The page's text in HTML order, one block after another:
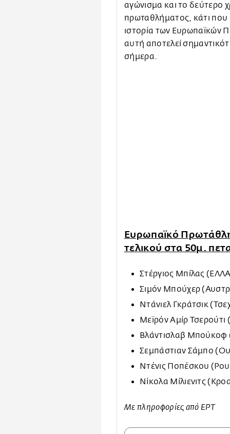
αγώνισμα και το δεύτερο
πρωταθλήματος, κάτι που
ιστορία των Ευρωπαϊκών
αυτή αποτελεί
σήμερα.
Ευρωπαϊκό
τελικού στα 50μ.
Στέργιος Μπίλας
Σιμόν Μπούχερ
Ντάνιελ Γκράτσικ
Μεϊρόν Αμίρ
Βλάντισλαβ
Σεμπάστιαν Σάμπο
Ντένις Ποπέσκου
Νίκολα Μίλιενιτς
Με πληροφορίες από ΕΡΤ